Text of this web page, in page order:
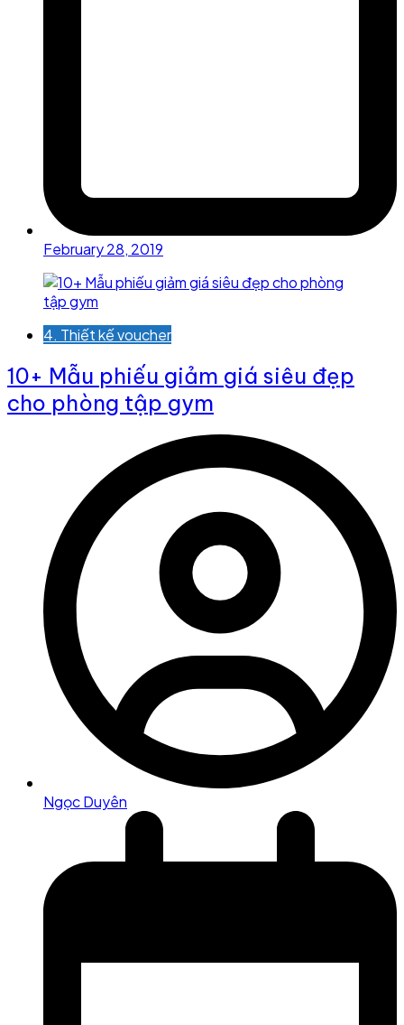
February 28, 2019
4. Thiết kế voucher
10+ Mẫu phiếu giảm giá siêu đẹp
cho phòng tập gym
Ngọc Duyên